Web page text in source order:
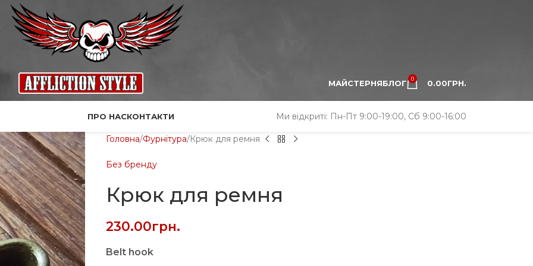
МАЙСТЕРНЯБЛОГ 0 0.00ГРН.
ПРО НАСКОНТАКТИ Ми відкриті: Пн-Пт 9:00-19:00, Сб 9:00-16:00
Головна Фурнітура Крюк для ремня
Без бренду
Крюк для ремня
230.00грн.
Belt hook